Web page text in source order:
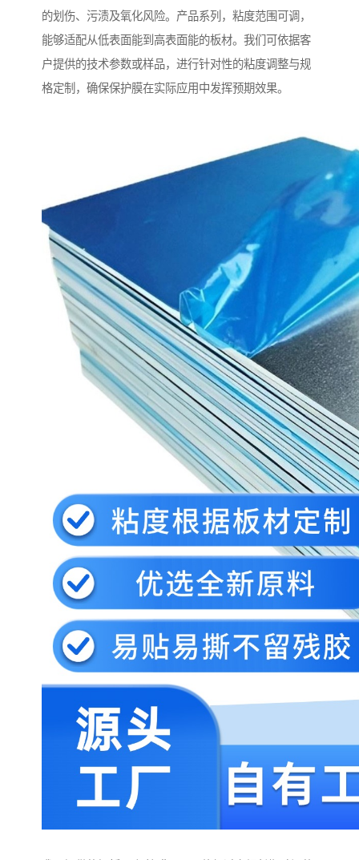
的划伤、污渍及氧化风险。产品系列，粘度范围可调，
能够适配从低表面能到高表面能的板材。我们可依据客
户提供的技术参数或样品，进行针对性的粘度调整与规
格定制，确保保护膜在实际应用中发挥预期效果。